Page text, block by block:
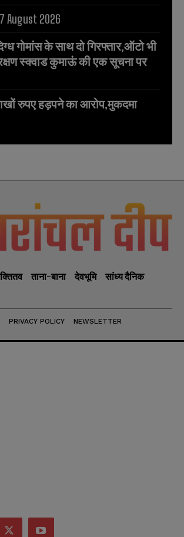
August 2026
गोमांस के साथ दो गिरफ्तार,ऑटो भी
स्क्वाड कुमाऊं की एक सूचना पर
रुपए हड़पने का आरोप,मुकदमा
ताना-बाना देवभूमि
सांध्य दैनिक
PRIVACY POLICY NEWSLETTER